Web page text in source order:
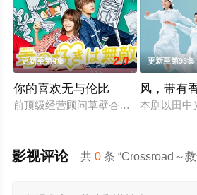
更新至第4集 2.0
你的喜欢无与伦比
前顶级经营顾问草壁杏奈（松本若菜
更新至第93集
风，带有
本剧以田中
共0 条 “Crossroad～
影视评论